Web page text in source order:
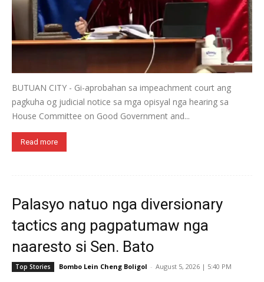
BUTUAN CITY - Gi-aprobahan sa impeachment court ang
pagkuha og judicial notice sa mga opisyal nga hearing sa
House Committee on Good Government and...
Read more
Palasyo natuo nga diversionary
tactics ang pagpatumaw nga
naaresto si Sen. Bato
Top Stories Bombo Lein Cheng Boligol - August 5, 2026 | 5:40 PM